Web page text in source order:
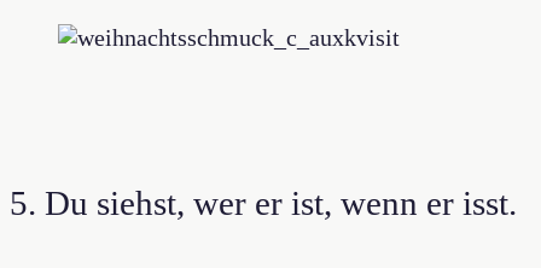
5. Du siehst, wer er ist, wenn er isst.